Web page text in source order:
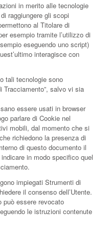
in merito alle tecnologie
raggiungere gli scopi
al Titolare di
esempio tramite l’utilizzo di
eseguendo uno script)
interagisce con
tali tecnologie sono
Tracciamento”, salvo vi sia
essere usati in browser
parlare di Cookie nel
mobili, dal momento che si
richiedono la presenza di
di questo documento il
in modo specifico quel
impiegati Strumenti di
il consenso dell’Utente.
essere revocato
le istruzioni contenute